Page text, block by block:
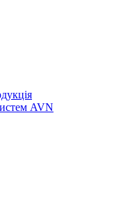
AVN